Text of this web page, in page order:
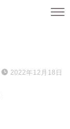
2022年12月18日